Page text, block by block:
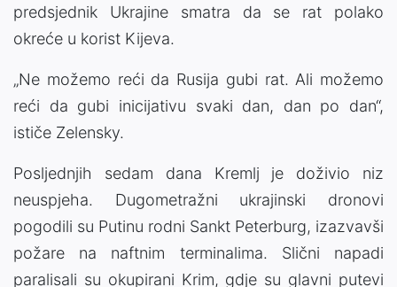
predsjednik Ukrajine smatra da se rat polako
okreće u korist Kijeva.
„Ne možemo reći da Rusija gubi rat. Ali možemo
reći da gubi inicijativu svaki dan, dan po dan“,
ističe Zelensky.
Posljednjih sedam dana Kremlj je doživio niz
neuspjeha. Dugometražni ukrajinski dronovi
pogodili su Putinu rodni Sankt Peterburg, izazvavši
požare na naftnim terminalima. Slični napadi
paralisali su okupirani Krim, gdje su glavni putevi